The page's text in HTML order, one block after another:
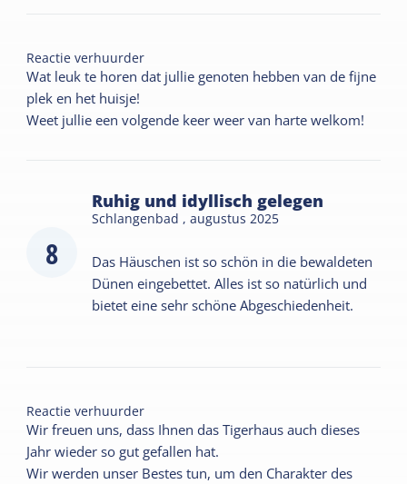
Reactie verhuurder
Wat leuk te horen dat jullie genoten hebben van de fijne
plek en het huisje!
8
Ruhig und idyllisch gelegen
Schlangenbad ,augustus 2025
Das Häuschen ist so schön in die bewaldeten
Dünen eingebettet. Alles ist so natürlich und
bietet eine sehr schöne Abgeschiedenheit.
Reactie verhuurder
Wir freuen uns, dass Ihnen das Tigerhaus auch dieses
Jahr wieder so gut gefallen hat.
Wir werden unser Bestes tun, um den Charakter des